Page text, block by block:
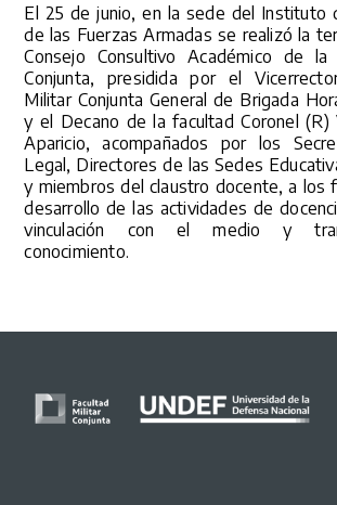
El 25 de junio, en la sede del Instituto
de las Fuerzas Armadas se realizó la
Consejo Consultivo Académico de la
Conjunta, presidida por el
Militar Conjunta General de Brigada
y el Decano de la facultad Coronel (R)
Aparicio, acompañados por los
Legal, Directores de las Sedes
y miembros del claustro docente, a los
desarrollo de las actividades de
vinculación con el medio y
conocimiento.